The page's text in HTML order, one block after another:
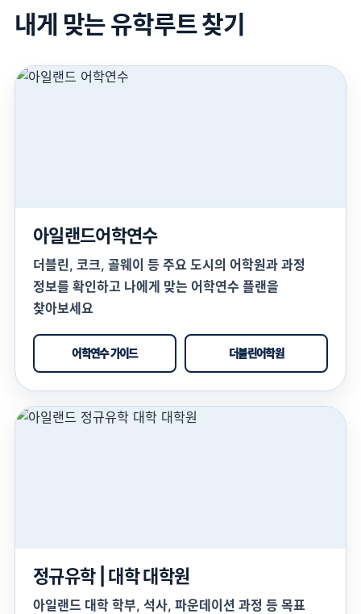
내게 맞는 유학루트 찾기
아일랜드어학연수
더블린, 코크, 골웨이 등 주요 도시의 어학원과 과정
정보를 확인하고 나에게 맞는 어학연수 플랜을
찾아보세요
어학연수 가이드 더블린어학원
정규유학 | 대학 대학원
아일랜드 대학 학부, 석사, 파운데이션 과정 등 목표